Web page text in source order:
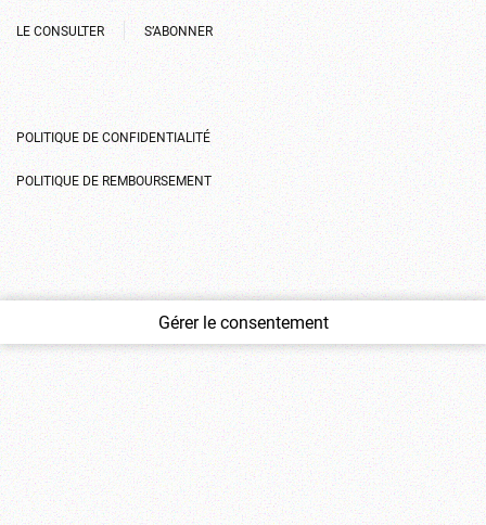
LE CONSULTER S’ABONNER
POLITIQUE DE CONFIDENTIALITÉ
POLITIQUE DE REMBOURSEMENT
Gérer le consentement